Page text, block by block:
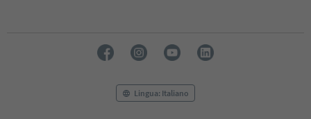
Lingua: Italiano